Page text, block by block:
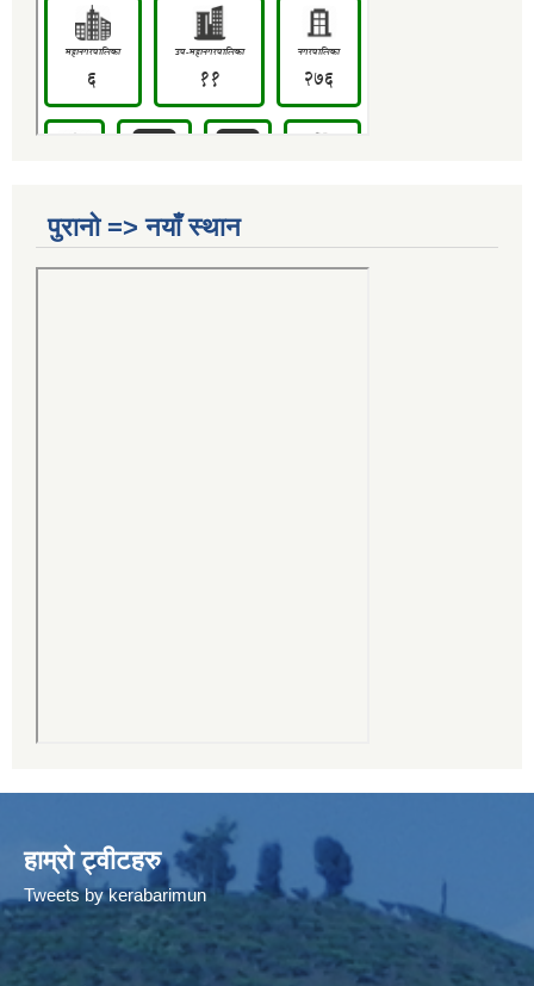
पुरानो => नयाँ स्थान
हाम्रो ट्वीटहरु
Tweets by kerabarimun